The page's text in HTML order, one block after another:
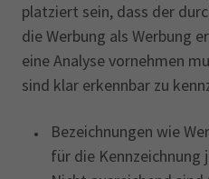
platziert sein, dass der
die Werbung als Werbung
eine Analyse vornehmen
sind klar erkennbar zu
Bezeichnungen wie
für die Kennzeichnung